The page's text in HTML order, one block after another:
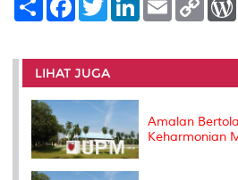
e
a
b
o
o
k
w
t
e
r
e
I
m
l
L
n
LIHAT JUGA
Amalan
Keharmonian